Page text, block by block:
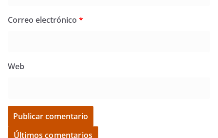
Correo electrónico *
Web
Últimos comentarios